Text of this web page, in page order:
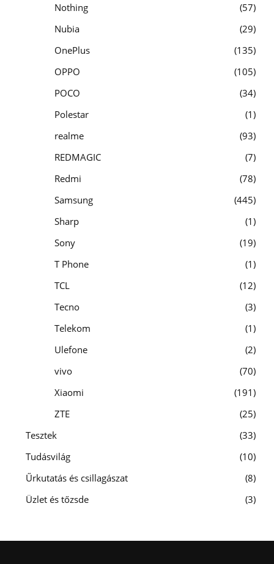
Nothing
57
Nubia
29
OnePlus
135
OPPO
105
POCO
34
Polestar
1
realme
93
REDMAGIC
7
Redmi
78
Samsung
445
Sharp
1
Sony
19
T Phone
1
TCL
12
Tecno
3
Telekom
1
Ulefone
2
vivo
70
Xiaomi
191
ZTE
25
Tesztek
33
Tudásvilág
10
Űrkutatás és csillagászat
8
Üzlet és tőzsde
3